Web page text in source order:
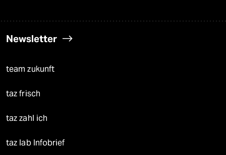
Newsletter
team zukunft
taz frisch
taz zahl ich
taz lab Infobrief